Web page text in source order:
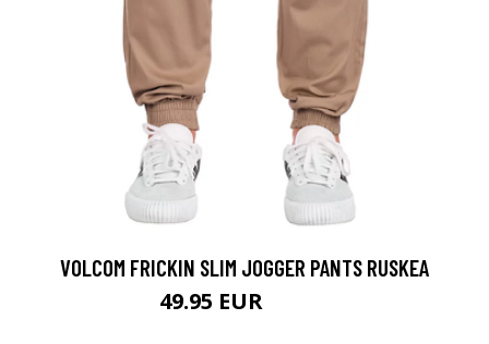
VOLCOM FRICKIN SLIM JOGGER PANTS RUSKEA
49.95 EUR